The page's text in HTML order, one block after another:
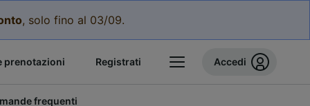
, solo fino al 03/09.
prenotazioni Registrati Accedi
frequenti